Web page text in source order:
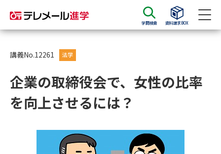
学問検索 資料請求BOX
資料請求
大学・短大の資料種類から請求
総合型選抜・学校推薦型選抜 募
大学入学共通テスト利用選抜の
募集要項＆願書
講義No.12261 法学
企業の取締役会で、女性の比率
を向上させるには？